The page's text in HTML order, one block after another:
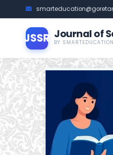
JSSR Journal of
BY SMARTEDUCATION